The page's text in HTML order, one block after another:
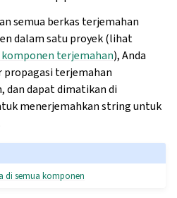
semua berkas terjemahan
dalam satu proyek (lihat
terjemahan), Anda
terjemahan
dan dapat dimatikan di
menerjemahkan string untuk
di semua komponen